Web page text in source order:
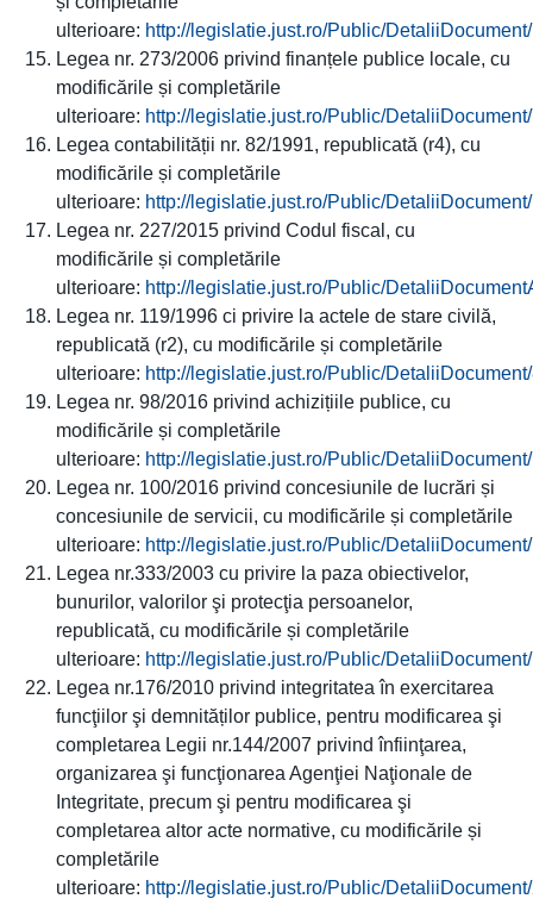
ulterioare: http://legislatie.just.ro/Public/
Legea nr. 273/2006 privind finanțele publice locale, cu
modificările și completările
ulterioare: http://legislatie.just.ro/Public/
Legea contabilității nr. 82/1991, republicată (r4), cu
modificările și completările
ulterioare: http://legislatie.just.ro/Public/
Legea nr. 227/2015 privind Codul fiscal, cu
modificările și completările
ulterioare: http://legislatie.just.ro/Public/
Legea nr. 119/1996 ci privire la actele de stare civilă,
republicată (r2), cu modificările și completările
ulterioare: http://legislatie.just.ro/Public/
Legea nr. 98/2016 privind achizițiile publice, cu
modificările și completările
ulterioare: http://legislatie.just.ro/Public/
Legea nr. 100/2016 privind concesiunile de lucrări și
concesiunile de servicii, cu modificările și completările
ulterioare: http://legislatie.just.ro/Public/
Legea nr.333/2003 cu privire la paza obiectivelor,
bunurilor, valorilor şi protecţia persoanelor,
republicată, cu modificările și completările
ulterioare: http://legislatie.just.ro/Public/
Legea nr.176/2010 privind integritatea în exercitarea
funcţiilor şi demnităților publice, pentru modificarea şi
completarea Legii nr.144/2007 privind înfiinţarea,
organizarea şi funcţionarea Agenţiei Naţionale de
Integritate, precum şi pentru modificarea şi
completarea altor acte normative, cu modificările și
completările
ulterioare: http://legislatie.just.ro/Public/